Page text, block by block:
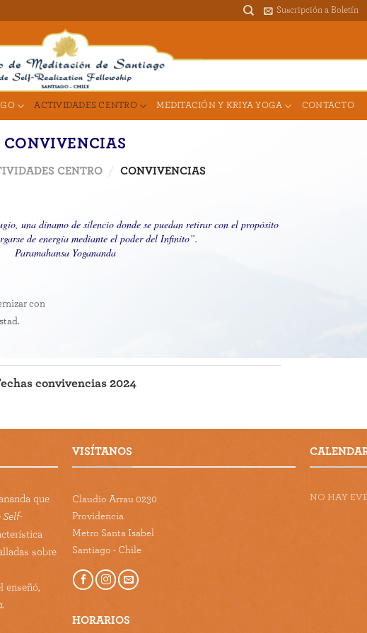
Suscripción a Boletín
ACTIVIDADES CENTRO MEDITACIÓN Y KRIYA YOGA CONTACTO
CONVIVENCIAS
CENTRO / CONVIVENCIAS
una dínamo de silencio donde se puedan retirar con el propósito
de energía mediante el poder del Infinito”.
Paramahansa Yogananda
con
.
convivencias 2024
que
Self-
sobre
enseñó,
VISÍTANOS
Claudio Arrau 0230
Providencia
Metro Santa Isabel
Santiago - Chile
HORARIOS
NO HAY